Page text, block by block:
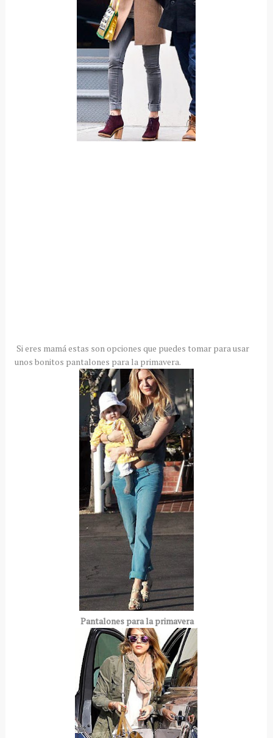
Si eres mamá estas son opciones que puedes tomar para usar
unos bonitos pantalones para la primavera.
Pantalones para la primavera